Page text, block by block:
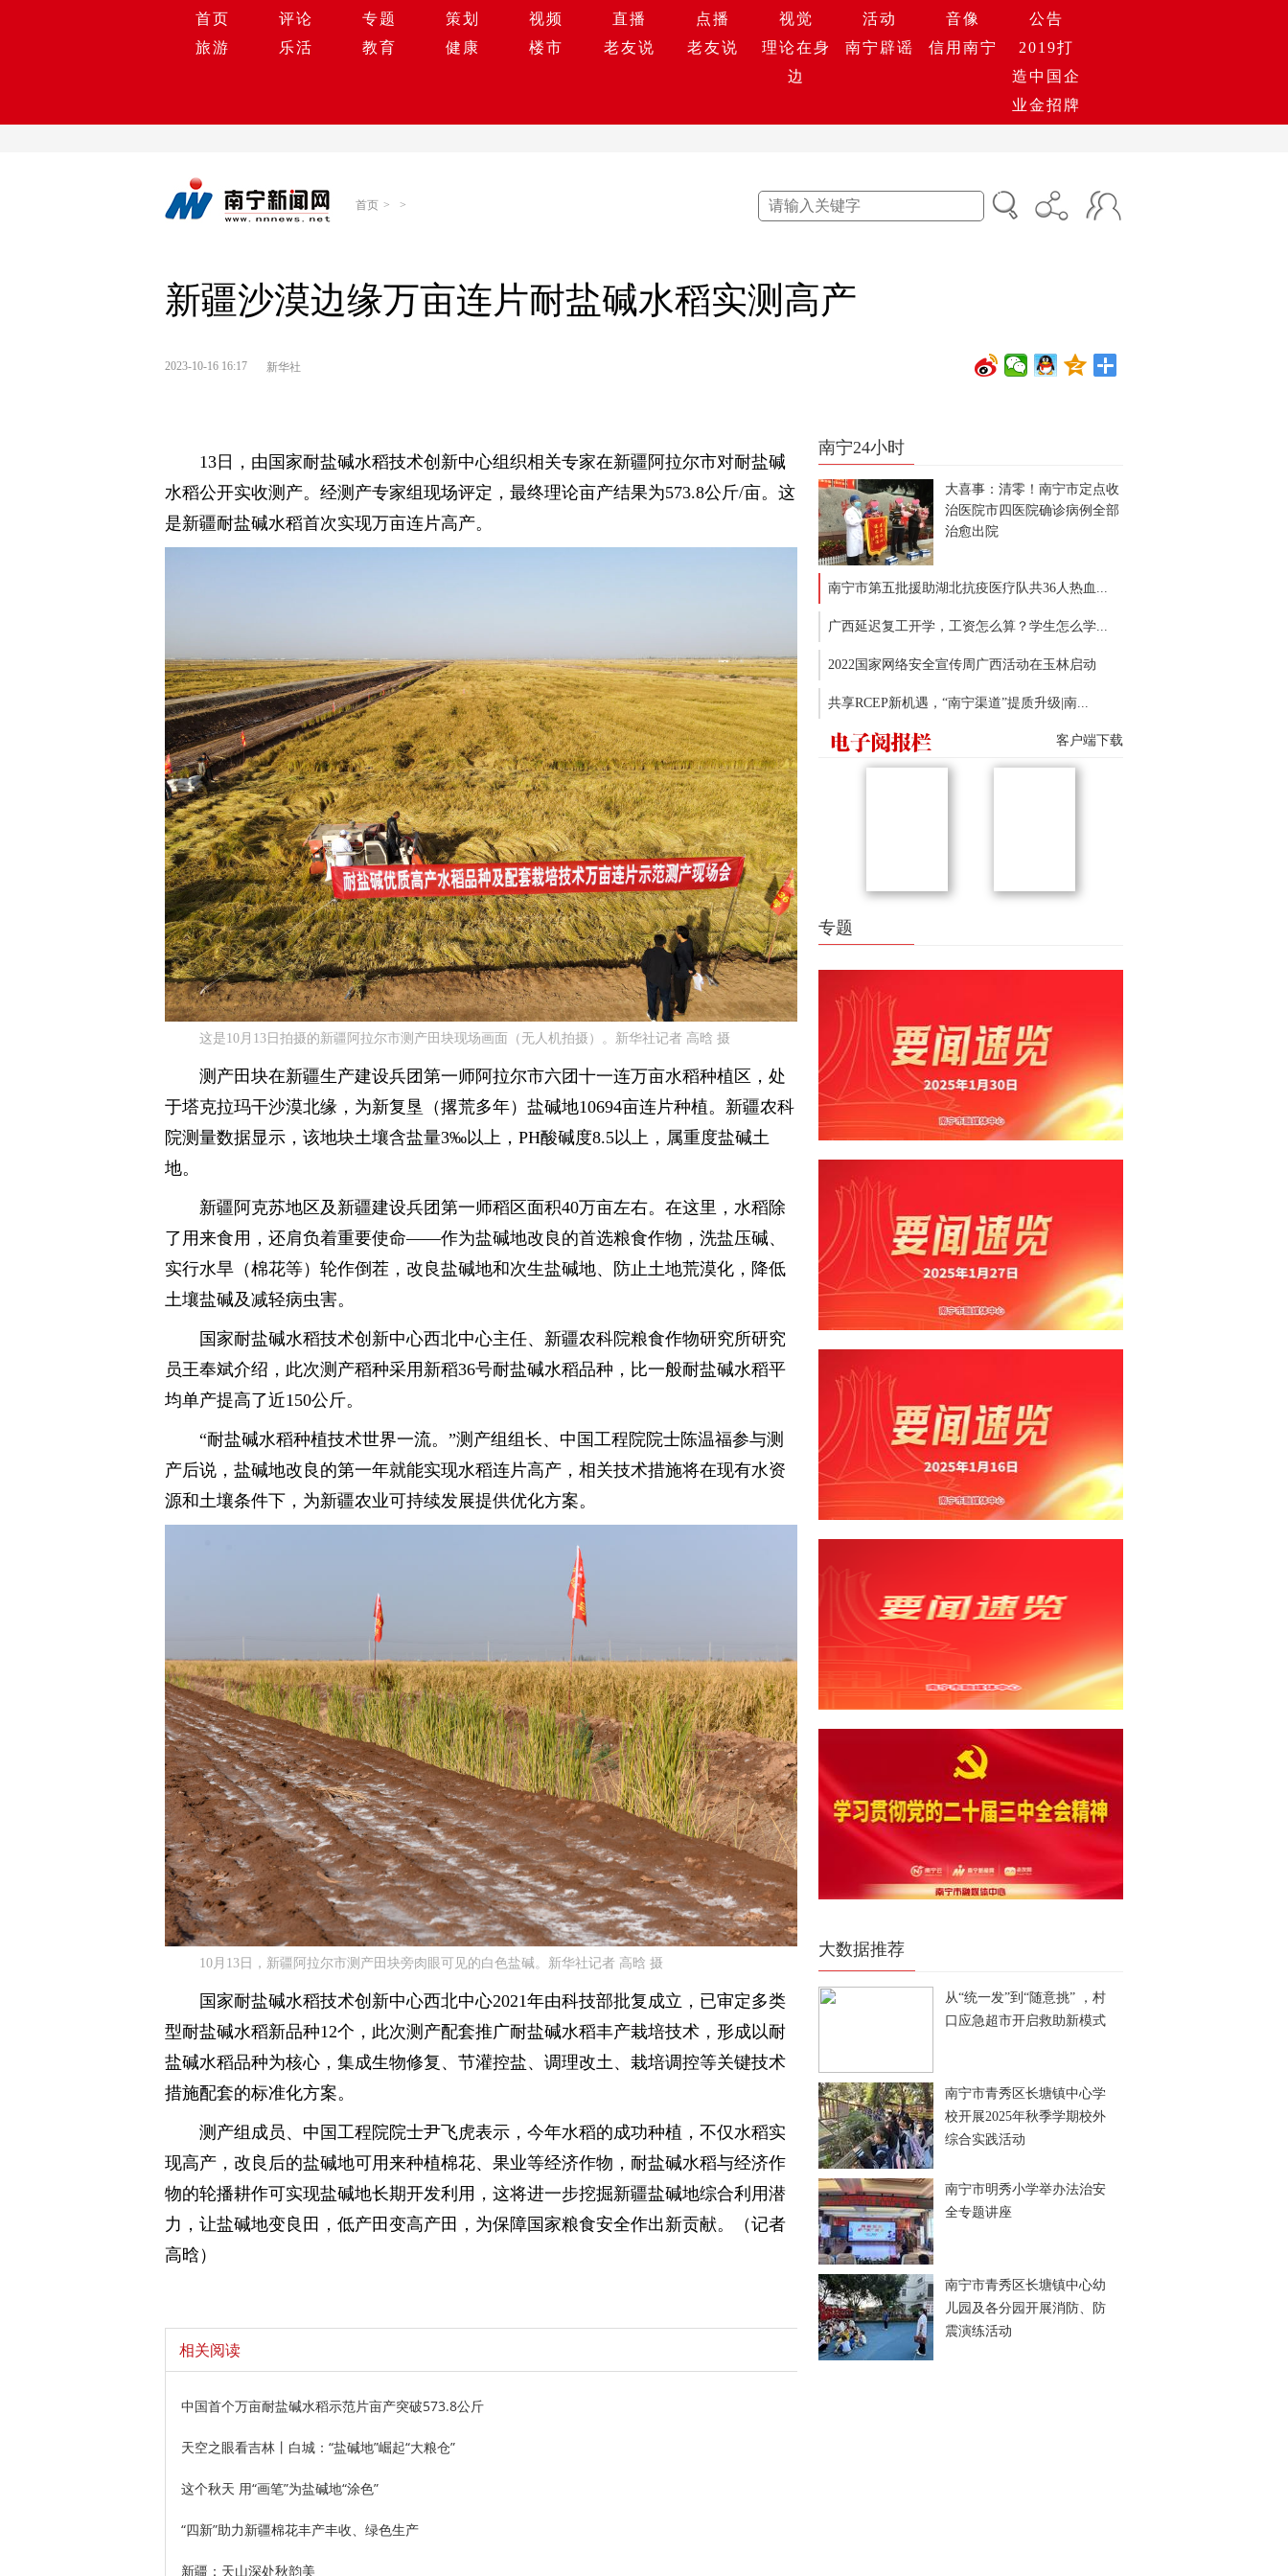
首页 评论 专题 策划 视频 直播 点播 视觉 活动 音像
公告
旅游
乐活 教育 健康 楼市 老友说 老友说
理论在身
边
南宁辟谣 信用南宁
2019打
造中国企
业金招牌
首页 > >
新疆沙漠边缘万亩连片耐盐碱水稻实测高产
2023-10-16 16:17 新华社
13日，由国家耐盐碱水稻技术创新中心组织相关专家在新疆阿拉尔市对耐盐碱
水稻公开实收测产。经测产专家组现场评定，最终理论亩产结果为573.8公斤/亩。这
是新疆耐盐碱水稻首次实现万亩连片高产。
这是10月13日拍摄的新疆阿拉尔市测产田块现场画面（无人机拍摄）。新华社记者 高晗 摄
测产田块在新疆生产建设兵团第一师阿拉尔市六团十一连万亩水稻种植区，处
于塔克拉玛干沙漠北缘，为新复垦（撂荒多年）盐碱地10694亩连片种植。新疆农科
院测量数据显示，该地块土壤含盐量3‰以上，PH酸碱度8.5以上，属重度盐碱土
地。
新疆阿克苏地区及新疆建设兵团第一师稻区面积40万亩左右。在这里，水稻除
了用来食用，还肩负着重要使命——作为盐碱地改良的首选粮食作物，洗盐压碱、
实行水旱（棉花等）轮作倒茬，改良盐碱地和次生盐碱地、防止土地荒漠化，降低
土壤盐碱及减轻病虫害。
国家耐盐碱水稻技术创新中心西北中心主任、新疆农科院粮食作物研究所研究
员王奉斌介绍，此次测产稻种采用新稻36号耐盐碱水稻品种，比一般耐盐碱水稻平
均单产提高了近150公斤。
“耐盐碱水稻种植技术世界一流。”测产组组长、中国工程院院士陈温福参与测
产后说，盐碱地改良的第一年就能实现水稻连片高产，相关技术措施将在现有水资
源和土壤条件下，为新疆农业可持续发展提供优化方案。
10月13日，新疆阿拉尔市测产田块旁肉眼可见的白色盐碱。新华社记者 高晗 摄
国家耐盐碱水稻技术创新中心西北中心2021年由科技部批复成立，已审定多类
型耐盐碱水稻新品种12个，此次测产配套推广耐盐碱水稻丰产栽培技术，形成以耐
盐碱水稻品种为核心，集成生物修复、节灌控盐、调理改土、栽培调控等关键技术
措施配套的标准化方案。
测产组成员、中国工程院院士尹飞虎表示，今年水稻的成功种植，不仅水稻实
现高产，改良后的盐碱地可用来种植棉花、果业等经济作物，耐盐碱水稻与经济作
物的轮播耕作可实现盐碱地长期开发利用，这将进一步挖掘新疆盐碱地综合利用潜
力，让盐碱地变良田，低产田变高产田，为保障国家粮食安全作出新贡献。（记者
高晗）
相关阅读
中国首个万亩耐盐碱水稻示范片亩产突破573.8公斤
天空之眼看吉林丨白城：“盐碱地”崛起“大粮仓”
这个秋天 用“画笔”为盐碱地“涂色”
“四新”助力新疆棉花丰产丰收、绿色生产
新疆：天山深处秋韵美
南宁24小时
大喜事：清零！南宁市定点收
治医院市四医院确诊病例全部
治愈出院
南宁市第五批援助湖北抗疫医疗队共36人热血...
广西延迟复工开学，工资怎么算？学生怎么学...
2022国家网络安全宣传周广西活动在玉林启动
共享RCEP新机遇，“南宁渠道”提质升级|南...
客户端下载
专题
大数据推荐
从“统一发”到“随意挑” ，村
口应急超市开启救助新模式
南宁市青秀区长塘镇中心学
校开展2025年秋季学期校外
综合实践活动
南宁市明秀小学举办法治安
全专题讲座
南宁市青秀区长塘镇中心幼
儿园及各分园开展消防、防
震演练活动